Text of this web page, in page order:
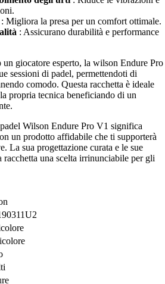
: Migliora la presa per un comfort ottimale.
: Assicurano durabilità e performance
giocatore esperto, la wilson Endure Pro
sessioni di padel, permettendoti di
comodo. Questa racchetta è ideale
propria tecnica beneficiando di un
Wilson Endure Pro V1 significa
un prodotto affidabile che ti supporterà
La sua progettazione curata e le sue
una scelta irrinunciabile per gli